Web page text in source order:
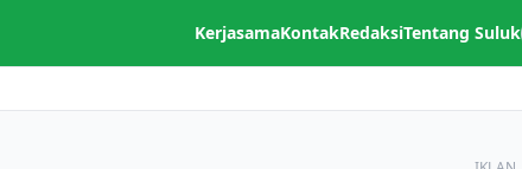
KerjasamaKontakRedaksiTentang Suluk